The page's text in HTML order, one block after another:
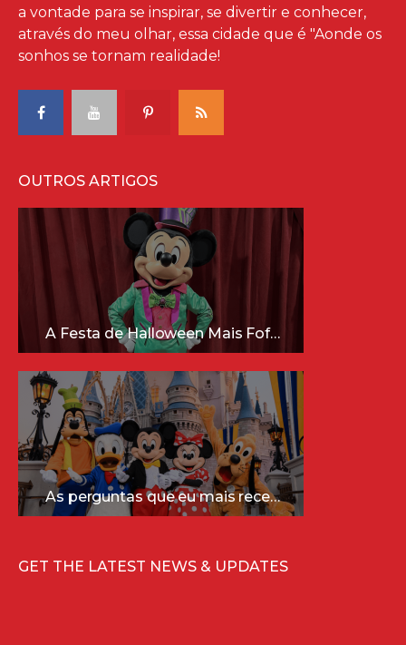
a vontade para se inspirar, se divertir e conhecer,
através do meu olhar, essa cidade que é "Aonde os
sonhos se tornam realidade!
OUTROS ARTIGOS
A Festa de Halloween Mais Fofa da Disney Está Chegando!
As perguntas que eu mais recebo sobre a Disney (e as respostas mais sinceras!)
GET THE LATEST NEWS & UPDATES